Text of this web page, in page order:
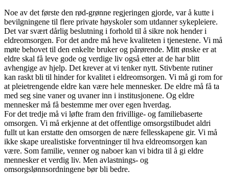
Noe av det første den rød-grønne regjeringen gjorde, var å kutte i
bevilgningene til flere private høyskoler som utdanner sykepleiere.
Det var svært dårlig beslutning i forhold til å sikre nok hender i
eldreomsorgen. For det andre må heve kvaliteten i tjenestene. Vi må
møte behovet til den enkelte bruker og pårørende. Mitt ønske er at
eldre skal få leve gode og verdige liv også etter at de har blitt
avhengige av hjelp. Det krever at vi tenker nytt. Stivbente rutiner
kan raskt bli til hinder for kvalitet i eldreomsorgen. Vi må gi rom for
at pleietrengende eldre kan være hele mennesker. De eldre må få ta
med seg sine vaner og uvaner inn i institusjonene. Og eldre
mennesker må få bestemme mer over egen hverdag.
For det tredje må vi løfte fram den frivillige- og familiebaserte
omsorgen. Vi må erkjenne at det offentlige omsorgstilbudet aldri
fullt ut kan erstatte den omsorgen de nære fellesskapene gir. Vi må
ikke skape urealistiske forventninger til hva eldreomsorgen kan
være. Som familie, venner og naboer kan vi bidra til å gi eldre
mennesker et verdig liv. Men avlastnings- og
omsorgslønnsordningene bør bli bedre.